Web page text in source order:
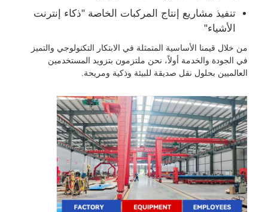
تنفيذ مشاريع إنتاج المركبات الخاصة "ذكاء إنترنت
الأشياء"
من خلال قيمنا الأساسية المتمثلة في الابتكار التكنولوجي والتميز
في الجودة والخدمة أولاً، نحن ملتزمون بتزويد المستخدمين
العالميين بحلول نقل صديقة للبيئة وذكية ومريحة.